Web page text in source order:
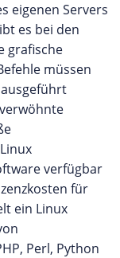
eigenen Servers
es bei den
grafische
müssen
verfügbar
für
ein Linux
Perl, Python